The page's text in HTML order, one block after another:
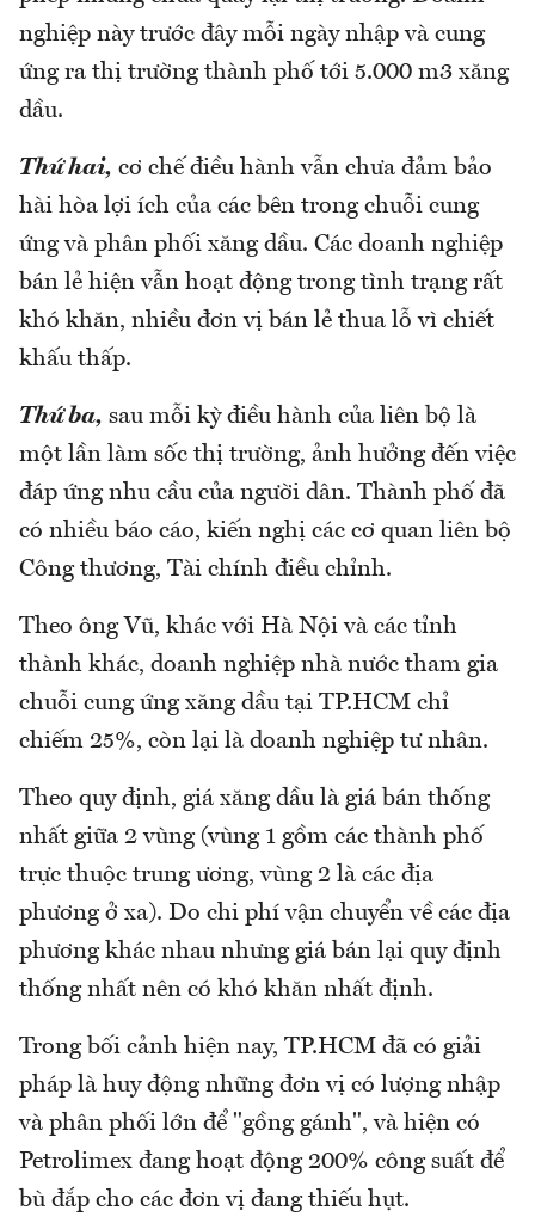
nghiệp này trước đây mỗi ngày nhập và cung
ứng ra thị trường thành phố tới 5.000 m3 xăng
dầu.
Thứ hai, cơ chế điều hành vẫn chưa đảm bảo
hài hòa lợi ích của các bên trong chuỗi cung
ứng và phân phối xăng dầu. Các doanh nghiệp
bán lẻ hiện vẫn hoạt động trong tình trạng rất
khó khăn, nhiều đơn vị bán lẻ thua lỗ vì chiết
khấu thấp.
Thứ ba, sau mỗi kỳ điều hành của liên bộ là
một lần làm sốc thị trường, ảnh hưởng đến việc
đáp ứng nhu cầu của người dân. Thành phố đã
có nhiều báo cáo, kiến nghị các cơ quan liên bộ
Công thương, Tài chính điều chỉnh.
Theo ông Vũ, khác với Hà Nội và các tỉnh
thành khác, doanh nghiệp nhà nước tham gia
chuỗi cung ứng xăng dầu tại TP.HCM chỉ
chiếm 25%, còn lại là doanh nghiệp tư nhân.
Theo quy định, giá xăng dầu là giá bán thống
nhất giữa 2 vùng (vùng 1 gồm các thành phố
trực thuộc trung ương, vùng 2 là các địa
phương ở xa). Do chi phí vận chuyển về các địa
phương khác nhau nhưng giá bán lại quy định
thống nhất nên có khó khăn nhất định.
Trong bối cảnh hiện nay, TP.HCM đã có giải
pháp là huy động những đơn vị có lượng nhập
và phân phối lớn để "gồng gánh", và hiện có
Petrolimex đang hoạt động 200% công suất để
bù đắp cho các đơn vị đang thiếu hụt.